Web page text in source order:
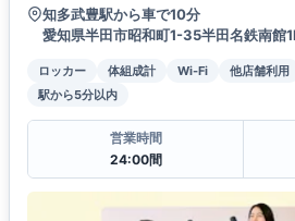
知多武豊駅から車で10分
愛知県半田市昭和町1-35半田名鉄南館
ロッカー 体組成計 Wi-Fi 他店舗利用
駅から5分以内
営業時間
24:00間